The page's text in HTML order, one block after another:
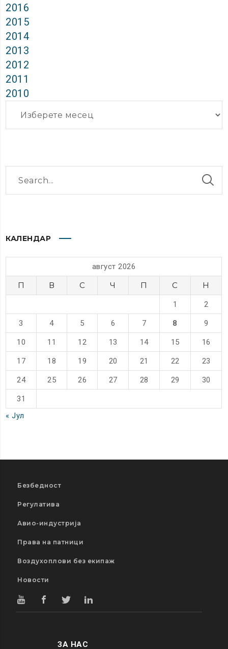
2016
2015
2014
2013
2012
2011
2010
КАЛЕНДАР
август 2026
П В С Ч П С Н
1 2
3 4 5 6 7 8 9
10 11 12 13 14 15 16
17 18 19 20 21 22 23
24 25 26 27 28 29 30
31
« Јул
Безбедност
Регулатива
Авио-индустрија
Права на патници
Воздухоплови без екипаж
Новости
ЗА НАС